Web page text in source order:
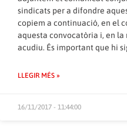
sindicats per a difondre
copiem a continuació, en el
aquesta convocatòria i, en la
acudiu. És important que hi
LLEGIR MÉS »
16/11/2017 - 11:44:00